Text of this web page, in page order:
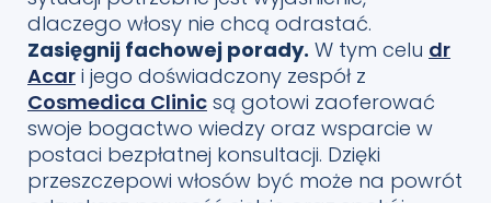
dlaczego włosy nie chcą odrastać.
Zasięgnij fachowej porady. W tym celu dr
Acar i jego doświadczony zespół z
Cosmedica Clinic są gotowi zaoferować
swoje bogactwo wiedzy oraz wsparcie w
postaci bezpłatnej konsultacji. Dzięki
przeszczepowi włosów być może na powrót